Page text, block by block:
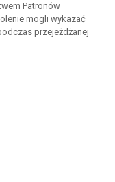
Patronów
mogli wykazać
przejeżdżanej